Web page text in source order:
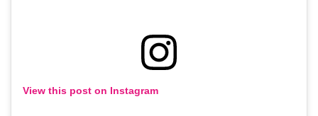
View this post on Instagram